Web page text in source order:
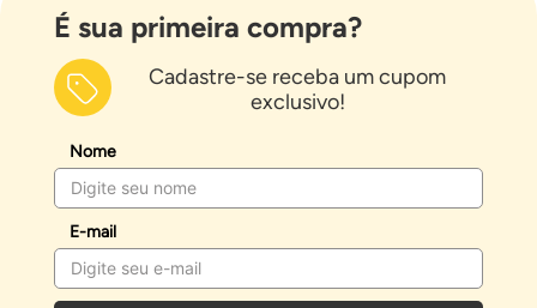
É sua primeira compra?
Cadastre-se receba um cupom
exclusivo!
Nome
E-mail